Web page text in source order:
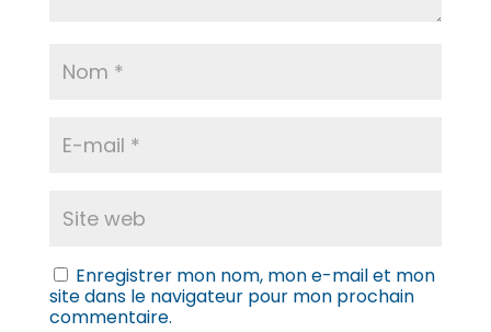
Enregistrer mon nom, mon e-mail et mon
site dans le navigateur pour mon prochain
commentaire.